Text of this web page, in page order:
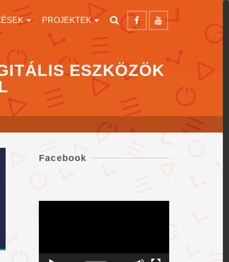
PROJEKTEK
ESZKÖZÖK
Facebook
Videólejátszó